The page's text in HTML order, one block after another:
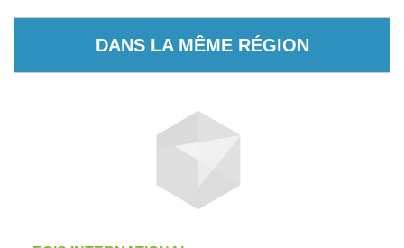
DANS LA MÊME RÉGION